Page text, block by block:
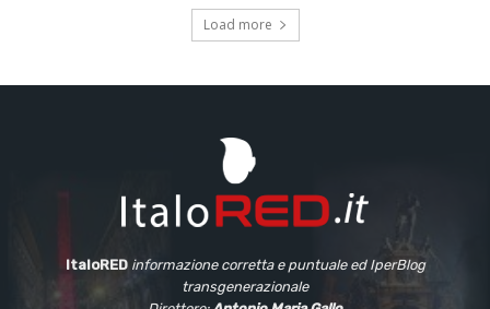
Load more
ItaloRED informazione corretta e puntuale ed IperBlog
transgenerazionale